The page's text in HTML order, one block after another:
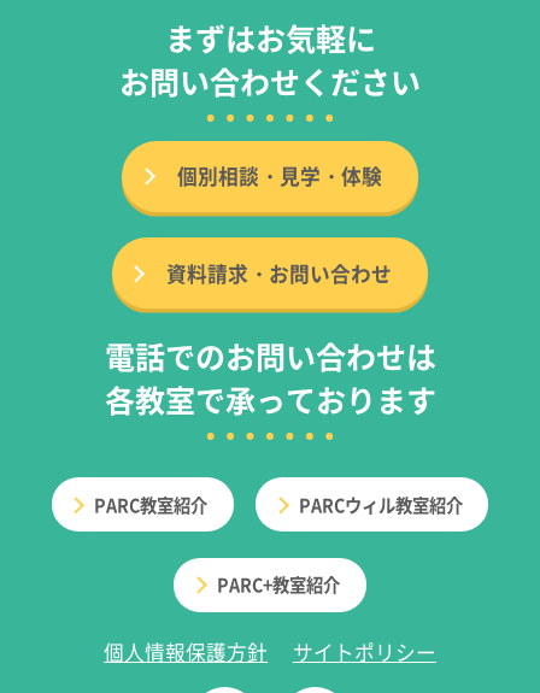
まずはお気軽に
お問い合わせください
個別相談・見学・体験
資料請求・お問い合わせ
電話でのお問い合わせは
各教室で承っております
PARC教室紹介 PARCウィル教室紹介
PARC+教室紹介
個人情報保護方針 サイトポリシー